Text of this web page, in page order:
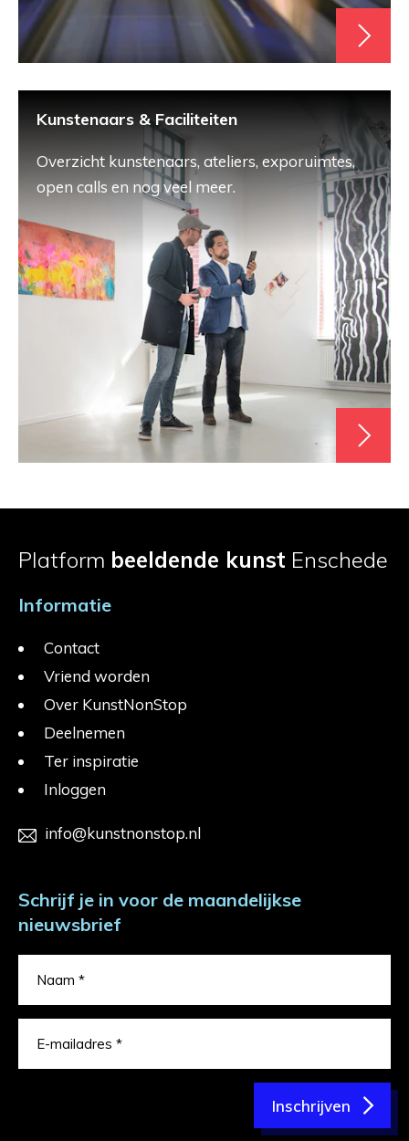
Kunstenaars & Faciliteiten
Overzicht kunstenaars, ateliers, exporuimtes,
open calls en nog veel meer.
Platform beeldende kunst Enschede
Informatie
Contact
Vriend worden
Over KunstNonStop
Deelnemen
Ter inspiratie
Inloggen
info@kunstnonstop.nl
Schrijf je in voor de maandelijkse
nieuwsbrief
Inschrijven